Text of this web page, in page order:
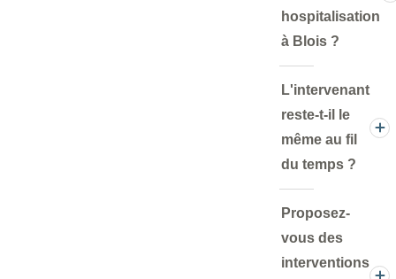
hospitalisation
à Blois ?
L'intervenant
reste-t-il le
même au fil
du temps ?
Proposez-
vous des
interventions